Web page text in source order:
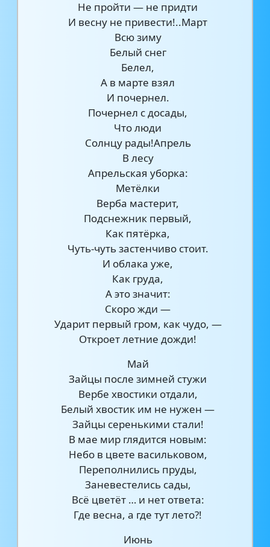
Не пройти — не придти
И весну не привести!..Март
Всю зиму
Белый снег
Белел,
А в марте взял
И почернел.
Почернел с досады,
Что люди
Солнцу рады!Апрель
В лесу
Апрельская уборка:
Метёлки
Верба мастерит,
Подснежник первый,
Как пятёрка,
Чуть-чуть застенчиво стоит.
И облака уже,
Как груда,
А это значит:
Скоро жди —
Ударит первый гром, как чудо, —
Откроет летние дожди!
Май
Зайцы после зимней стужи
Вербе хвостики отдали,
Белый хвостик им не нужен —
Зайцы серенькими стали!
В мае мир глядится новым:
Небо в цвете васильковом,
Переполнились пруды,
Заневестелись сады,
Всё цветёт … и нет ответа:
Где весна, а где тут лето?!
Июнь